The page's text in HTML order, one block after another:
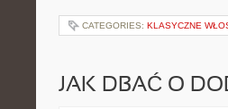
CATEGORIES: KLASYCZNE
JAK DBAĆ O